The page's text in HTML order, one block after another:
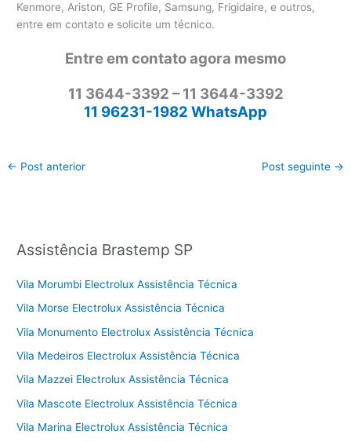
Kenmore, Ariston, GE Profile, Samsung, Frigidaire, e outros,
entre em contato e solicite um técnico.
Entre em contato agora mesmo
11 3644-3392 – 11 3644-3392
11 96231-1982 WhatsApp
← Post anterior Post seguinte →
Assistência Brastemp SP
Vila Morumbi Electrolux Assistência Técnica
Vila Morse Electrolux Assistência Técnica
Vila Monumento Electrolux Assistência Técnica
Vila Medeiros Electrolux Assistência Técnica
Vila Mazzei Electrolux Assistência Técnica
Vila Mascote Electrolux Assistência Técnica
Vila Marina Electrolux Assistência Técnica